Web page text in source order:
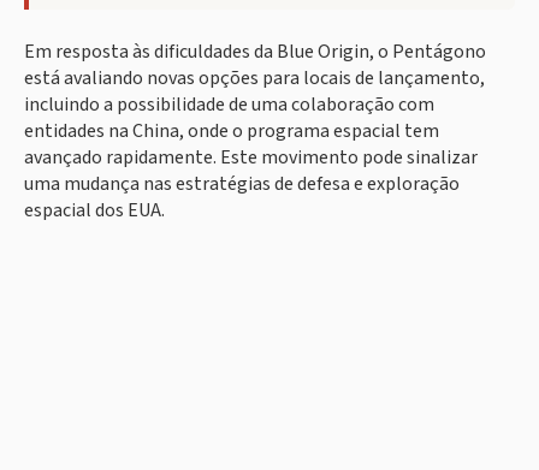
Em resposta às dificuldades da Blue Origin, o Pentágono
está avaliando novas opções para locais de lançamento,
incluindo a possibilidade de uma colaboração com
entidades na China, onde o programa espacial tem
avançado rapidamente. Este movimento pode sinalizar
uma mudança nas estratégias de defesa e exploração
espacial dos EUA.